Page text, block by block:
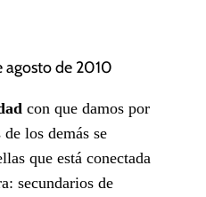
agosto de 2010
con que damos por
los demás se
que está conectada
secundarios de